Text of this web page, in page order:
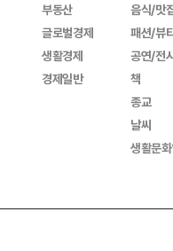
부동산
글로벌경제
생활경제
경제일반
음식/맛
패션/뷰
공연/전
책
종교
날씨
생활문